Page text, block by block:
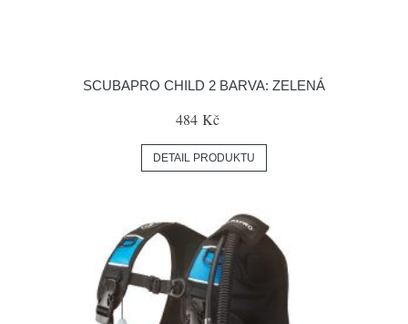
SCUBAPRO CHILD 2 BARVA: ZELENÁ
484 Kč
DETAIL PRODUKTU